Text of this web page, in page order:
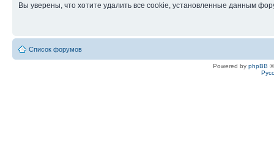
Вы уверены, что хотите удалить все cookie, установленные данным
Список форумов
Powered by phpBB